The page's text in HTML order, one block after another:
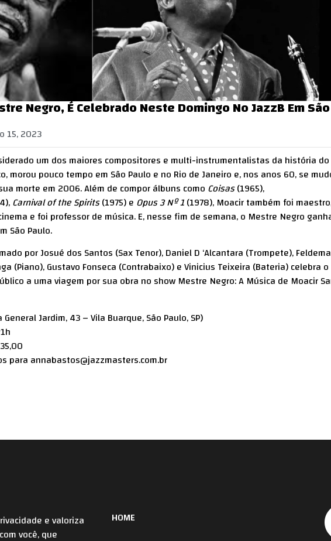
Negro, É Celebrado Neste Domingo No JazzB Em São
15, 2023
um dos maiores compositores e multi-instrumentalistas da história
morou pouco tempo em São Paulo e no Rio de Janeiro e, nos anos 60, se
morte em 2006. Além de compor álbuns como Coisas(1965),
Carnival of the Spirits(1975) e Opus 3 Nº 1(1978), Moacir também foi
e foi professor de música. E, nesse fim de semana, o Mestre Negro
São Paulo.
por Josué dos Santos (Sax Tenor), Daniel D ‘Alcantara (Trompete),
(Piano), Gustavo Fonseca (Contrabaixo) e Vinicius Teixeira (Bateria) celebra
a uma viagem por sua obra no show Mestre Negro: A Música de Moacir
General Jardim, 43 – Vila Buarque, São Paulo, SP)
para annabastos@jazzmasters.com.br
e valoriza
você, que
HOME